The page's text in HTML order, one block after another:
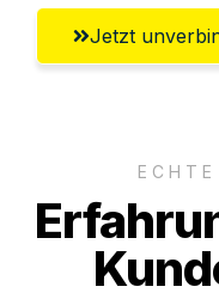
Jetzt